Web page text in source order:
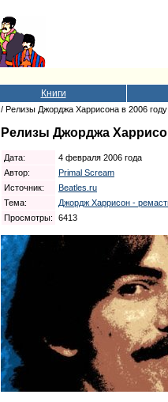
Книги
/ Релизы Джорджа Харрисона в 2006 году
Релизы Джорджа
Дата:
4 февраля 2006 года
Автор:
Primal Scream
Источник:
Beatles.ru
Тема:
Джордж Харрисон -
Просмотры:
6413